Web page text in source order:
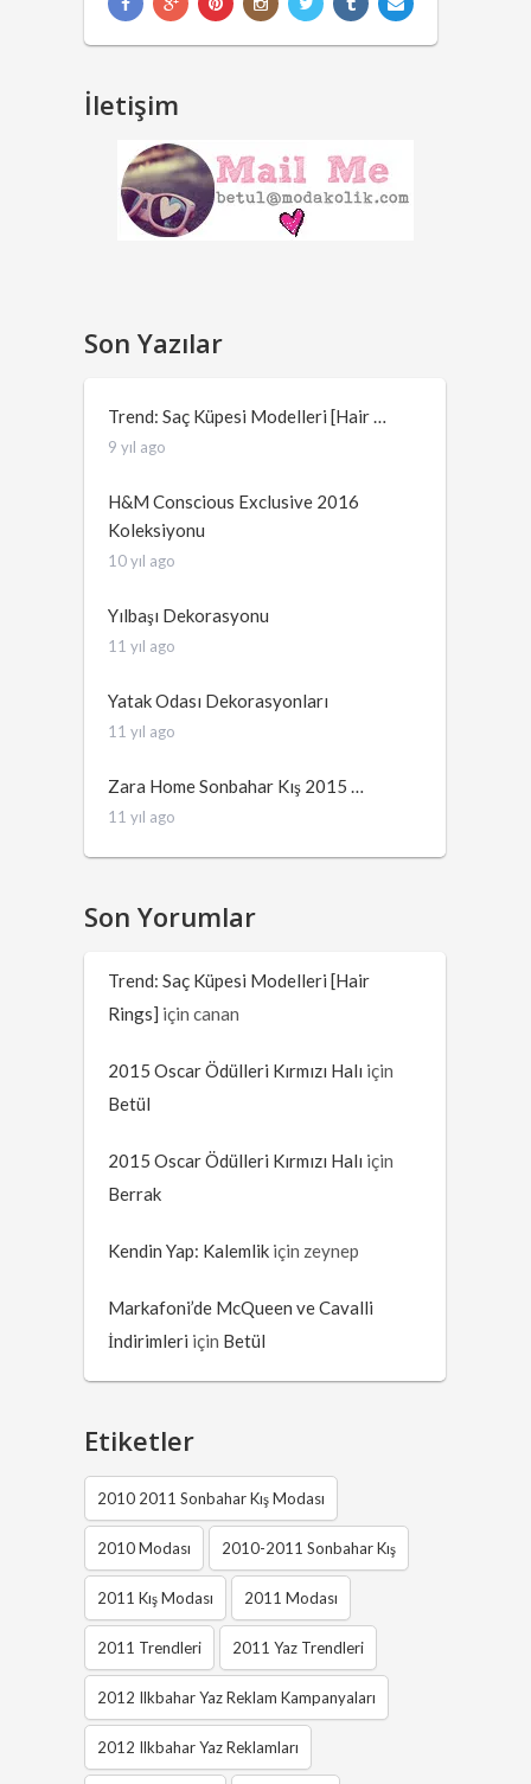
İletişim
Son Yazılar
Trend: Saç Küpesi Modelleri [Hair …
9 yıl ago
H&M Conscious Exclusive 2016
Koleksiyonu
10 yıl ago
Yılbaşı Dekorasyonu
11 yıl ago
Yatak Odası Dekorasyonları
11 yıl ago
Zara Home Sonbahar Kış 2015 …
11 yıl ago
Son Yorumlar
Trend: Saç Küpesi Modelleri [Hair
Rings] içincanan
2015 Oscar Ödülleri Kırmızı Halı için
Betül
2015 Oscar Ödülleri Kırmızı Halı için
Berrak
Kendin Yap: Kalemlik için zeynep
Markafoni’de McQueen ve Cavalli
İndirimleri için Betül
Etiketler
2010 2011 Sonbahar Kış Modası
2010 Modası 2010-2011 Sonbahar Kış
2011 Kış Modası 2011 Modası
2011 Trendleri 2011 Yaz Trendleri
2012 Ilkbahar Yaz Reklam Kampanyaları
2012 Ilkbahar Yaz Reklamları